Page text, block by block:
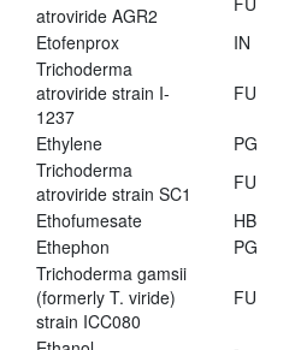
atroviride AGR2
Etofenprox
IN
Trichoderma
atroviride strain I-
1237
FU
Ethylene PG
Trichoderma
atroviride strain SC1
FU
Ethofumesate
HB
Ethephon
PG
Trichoderma gamsii
(formerly T. viride)
strain ICC080
FU